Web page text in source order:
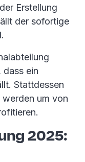
Erstellung
der sofortige
ein
Stattdessen
um von
2025: